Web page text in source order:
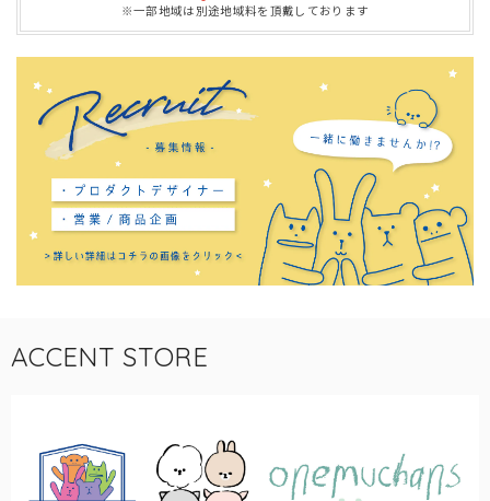
※一部地域は別途地域料を頂戴しております
ACCENT STORE